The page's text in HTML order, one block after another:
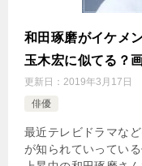
和田琢磨がイケメ
玉木宏に似てる？
更新日： 2019年3月17日
俳優
最近テレビドラマな
が知られていってい